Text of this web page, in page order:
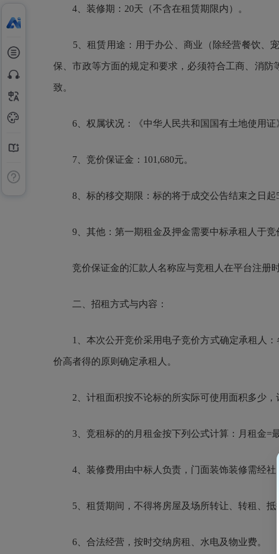
4、装修期：20天（不含在租赁期限内）。
5、租赁用途：用于办公、商业（除经营餐饮、宠
保、市政等方面的规定和要求，必须符合工商、消
致。
6、权属状况：《中华人民共和国国有土地使用证
7、竞价保证金：101,680元。
8、标的移交期限：标的将于成交公告结束之日起5
9、其他：第一期租金及押金需要中标承租人于竞
竞价保证金的汇款人名称应与竞租人在平台注册时
二、招租方式与内容：
1、本次公开竞价采用电子竞价方式确定承租人：
价高者得的原则确定承租人。
2、计租面积按不论标的所实际可使用面积多少，
3、竞租标的的月租金按下列公式计算：月租金=最
4、装修费用由中标人负责，门面装饰装修需经社
5、租赁期间，不得将房屋及场所转让、转租、抵
6、合法经营，按时交纳房租、水电及物业费。